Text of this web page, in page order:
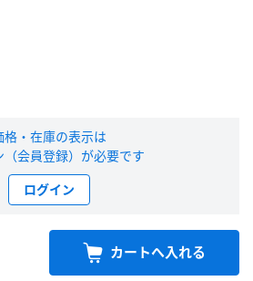
格・在庫の表示は
（会員登録）が必要です
ログイン
カートへ入れる
頂いてから本登録となるまで、数日間かかる場合
によりお断りする場合があります。
ログイン